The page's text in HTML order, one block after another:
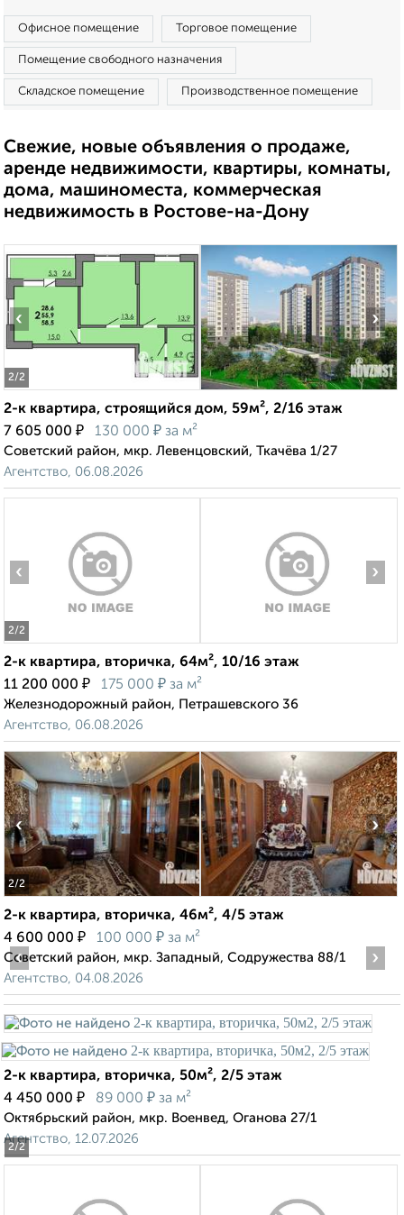
Офисное помещение Торговое помещение
Помещение свободного назначения
Складское помещение Производственное помещение
Свежие, новые объявления о продаже,
аренде недвижимости, квартиры, комнаты,
дома, машиноместа, коммерческая
недвижимость в Ростове-на-Дону
2/2
‹ ›
2-к квартира, строящийся дом, 59м², 2/16 этаж
7 605 000 ₽ 130 000 ₽ за м²
Советский район, мкр. Левенцовский, Ткачёва 1/27
Агентство, 06.08.2026
2/2
‹ ›
2-к квартира, вторичка, 64м², 10/16 этаж
11 200 000 ₽ 175 000 ₽ за м²
Железнодорожный район, Петрашевского 36
Агентство, 06.08.2026
2/2
‹ ›
2-к квартира, вторичка, 46м², 4/5 этаж
4 600 000 ₽ 100 000 ₽ за м²
Советский район, мкр. Западный, Содружества 88/1
Агентство, 04.08.2026
2/2
‹ ›
2-к квартира, вторичка, 50м², 2/5 этаж
4 450 000 ₽ 89 000 ₽ за м²
Октябрьский район, мкр. Военвед, Оганова 27/1
Агентство, 12.07.2026